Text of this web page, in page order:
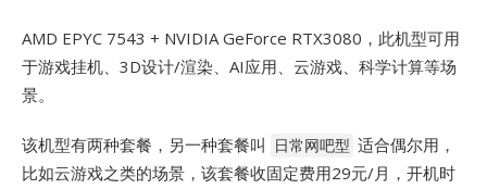
AMD EPYC 7543 + NVIDIA GeForce RTX3080，此机型可用
于游戏挂机、3D设计/渲染、AI应用、云游戏、科学计算等场
景。
该机型有两种套餐，另一种套餐叫 日常网吧型 适合偶尔用，
比如云游戏之类的场景，该套餐收固定费用29元/月，开机时